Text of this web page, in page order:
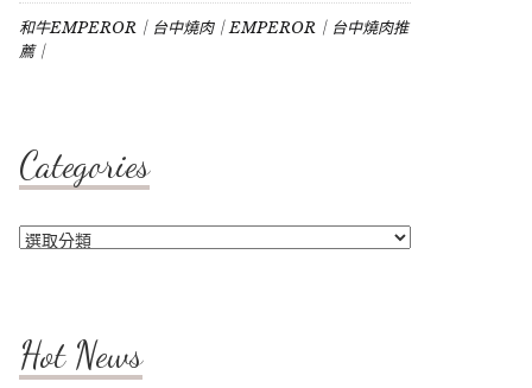
和牛EMPEROR｜台中燒肉｜EMPEROR｜台中燒肉推
薦｜
Categories
Categories
Hot News